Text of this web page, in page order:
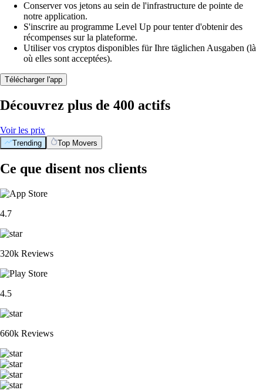
Conserver vos jetons au sein de l'infrastructure de pointe de
notre application.
S'inscrire au programme Level Up pour tenter d'obtenir des
récompenses sur la plateforme.
Utiliser vos cryptos disponibles für Ihre täglichen Ausgaben (là
où elles sont acceptées).
Télécharger l'app
Découvrez plus de 400 actifs
Voir les prix
Trending Top Movers
Ce que disent nos clients
4.7
320k Reviews
4.5
660k Reviews